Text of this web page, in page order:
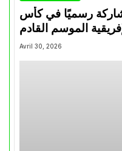
رسميًا في كأس
Avril 30, 2026